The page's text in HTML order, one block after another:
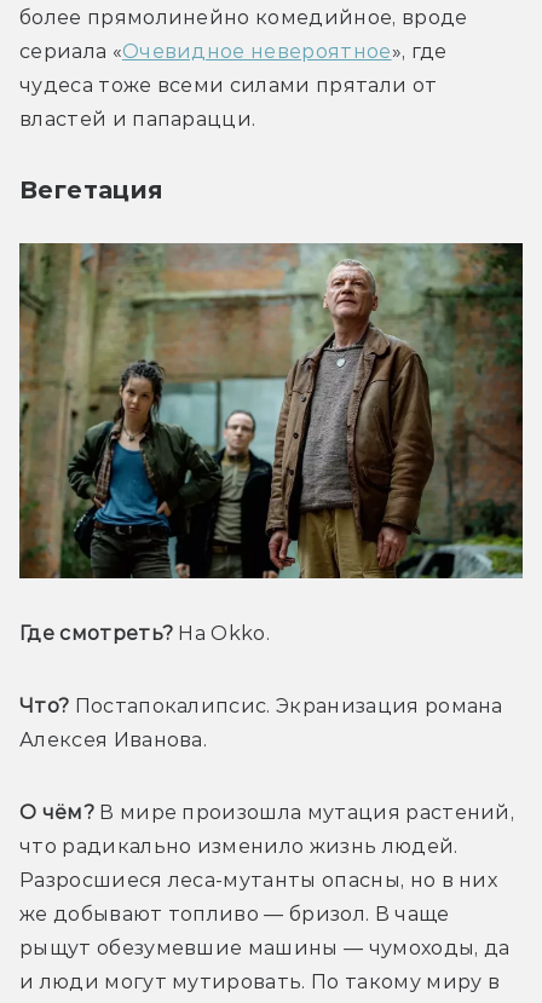
более прямолинейно комедийное, вроде
сериала «Очевидное невероятное», где
чудеса тоже всеми силами прятали от
властей и папарацци.
Вегетация
Где смотреть? На Okko.
Что? Постапокалипсис. Экранизация романа
Алексея Иванова.
О чём? В мире произошла мутация растений,
что радикально изменило жизнь людей.
Разросшиеся леса-мутанты опасны, но в них
же добывают топливо — бризол. В чаще
рыщут обезумевшие машины — чумоходы, да
и люди могут мутировать. По такому миру в